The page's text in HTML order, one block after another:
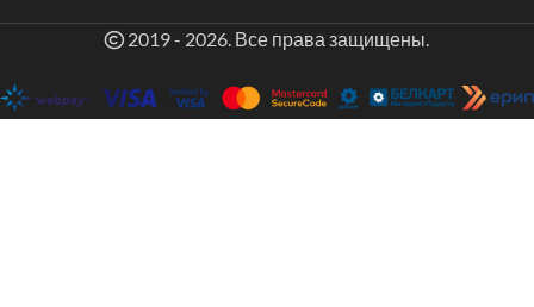
2019 - 2026. Все права защищены.